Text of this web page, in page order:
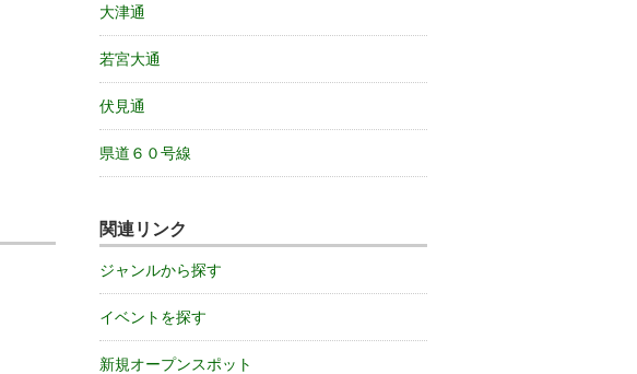
大津通
若宮大通
伏見通
県道６０号線
関連リンク
ジャンルから探す
イベントを探す
新規オープンスポット